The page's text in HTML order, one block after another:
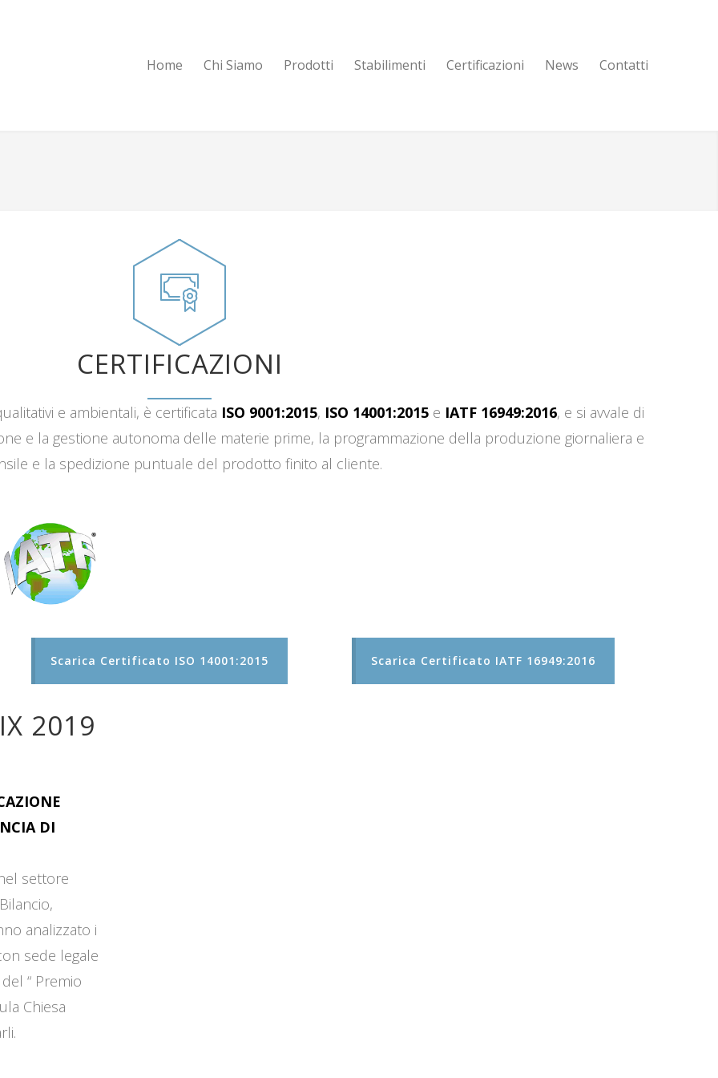
Home Chi Siamo Prodotti Stabilimenti Certificazioni News Contatti
CERTIFICAZIONI
e ambientali, è certificata ISO 9001:2015, ISO 14001:2015 e IATF 16949:2016, e si avvale di
e la gestione autonoma delle materie prime, la programmazione della produzione giornaliera e
e la spedizione puntuale del prodotto finito al cliente.
Scarica Certificato ISO 14001:2015 Scarica Certificato IATF 16949:2016
2019
DI
settore
analizzato i
sede legale
“ Premio
Chiesa